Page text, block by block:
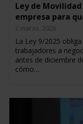
Ley de
empresa para
2 marzo, 2026
La Ley 9/2025
trabajadores a
antes de diciembre
cómo…